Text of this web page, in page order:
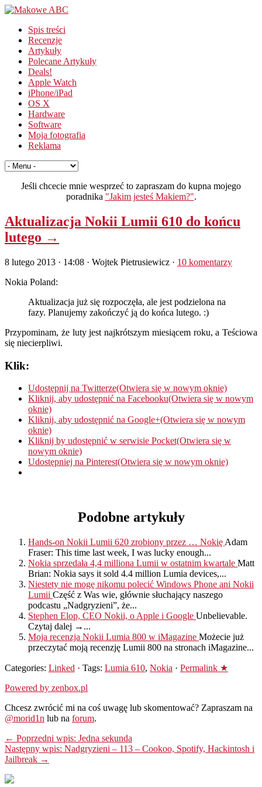
Spis treści
Recenzje
Artykuły
Polecane Artykuły
Deals!
Apple Watch
iPhone/iPad
OS X
Hardware
Software
Moja fotografia
Reklama
Jeśli chcecie mnie wesprzeć to zapraszam do kupna mojego
poradnika "Jakim jesteś Makiem?".
Aktualizacja Nokii Lumii 610 do końcu
lutego →
8 lutego 2013 · 14:08 · Wojtek Pietrusiewicz · 10 komentarzy
Nokia Poland:
Aktualizacja już się rozpoczęła, ale jest podzielona na
fazy. Planujemy zakończyć ją do końca lutego. :)
Przypominam, że luty jest najkrótszym miesiącem roku, a Teściowa
się niecierpliwi.
Klik:
Udostępnij na Twitterze(Otwiera się w nowym oknie)
Kliknij, aby udostępnić na Facebooku(Otwiera się w nowym
oknie)
Kliknij, aby udostępnić na Google+(Otwiera się w nowym
oknie)
Kliknij by udostępnić w serwisie Pocket(Otwiera się w
nowym oknie)
Udostępniej na Pinterest(Otwiera się w nowym oknie)
Podobne artykuły
Hands-on Nokii Lumii 620 zrobiony przez … Nokię Adam
Fraser: This time last week, I was lucky enough...
Nokia sprzedała 4,4 milliona Lumii w ostatnim kwartale Matt
Brian: Nokia says it sold 4.4 million Lumia devices,...
Niestety nie mogę nikomu polecić Windows Phone ani Nokii
Lumii Część z Was wie, głównie słuchający naszego
podcastu „Nadgryzieni”, że...
Stephen Elop, CEO Nokii, o Apple i Google Unbelievable.
Czytaj dalej →...
Moja recenzja Nokii Lumia 800 w iMagazine Możecie już
przeczytać moją recenzję Lumii 800 na stronach iMagazine...
Categories: Linked · Tags: Lumia 610, Nokia · Permalink ★
Powered by zenbox.pl
Chcesz zwrócić mi na coś uwagę lub skomentować? Zapraszam na
@morid1n lub na forum.
← Poprzedni wpis: Jedna sekunda
Następny wpis: Nadgryzieni – 113 – Cookoo, Spotify, Hackintosh i
Jailbreak →